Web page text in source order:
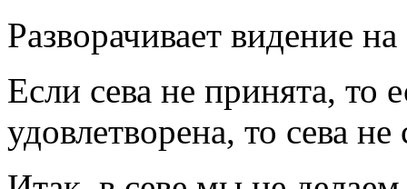
Разворачивает видение
Если сева не принята, то
удовлетворена, то сева